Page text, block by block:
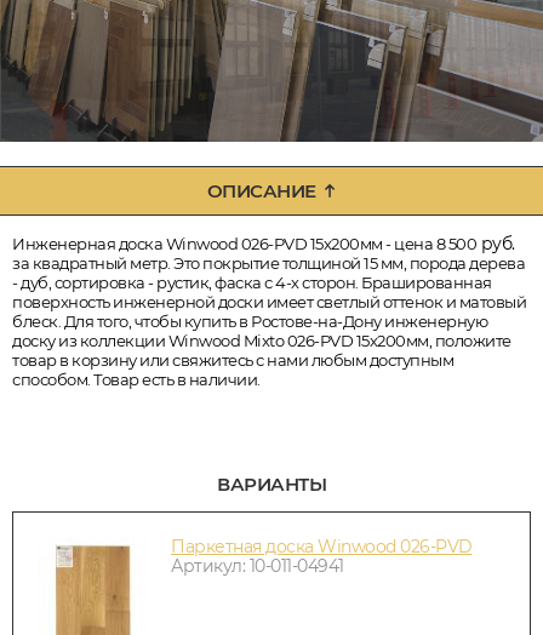
ОПИСАНИЕ
Инженерная доска Winwood 026-PVD 15х200мм - цена 8 500 руб.
за квадратный метр. Это покрытие толщиной 15 мм, порода дерева
- дуб, сортировка - рустик, фаска с 4-х сторон. Брашированная
поверхность инженерной доски имеет светлый оттенок и матовый
блеск. Для того, чтобы купить в Ростове-на-Дону инженерную
доску из коллекции Winwood Mixto 026-PVD 15х200мм, положите
товар в корзину или свяжитесь с нами любым доступным
способом. Товар есть в наличии.
ВАРИАНТЫ
Паркетная доска Winwood 026-PVD
Артикул: 10-011-04941